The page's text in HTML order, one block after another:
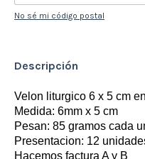
No sé mi código postal
Descripción
Velon liturgico 6 x 5 cm
Medida: 6mm x 5 cm
Pesan: 85 gramos cada
Presentacion: 12
Hacemos factura A y B